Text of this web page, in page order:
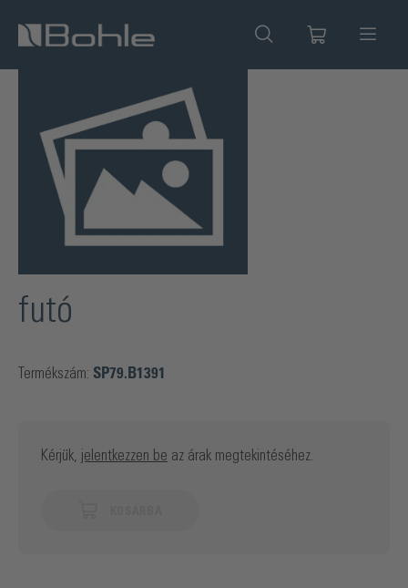
futó
Termékszám: SP79.B1391
Kérjük, jelentkezzen be az árak megtekintéséhez.